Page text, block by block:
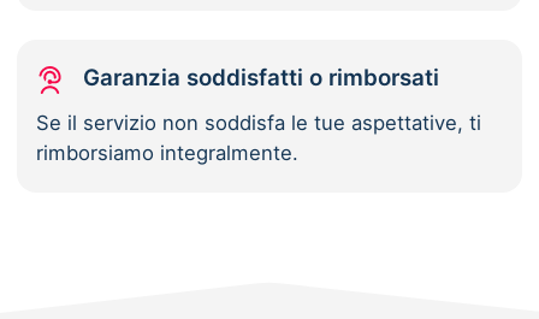
Garanzia soddisfatti o rimborsati
Se il servizio non soddisfa le tue aspettative, ti
rimborsiamo integralmente.